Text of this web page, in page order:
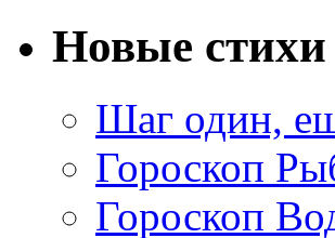
Новые стихи
Шаг один,
Гороскоп
Гороскоп